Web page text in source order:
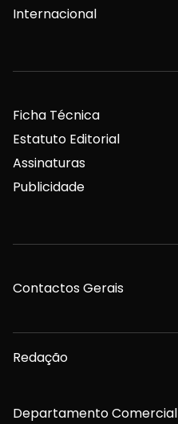
Internacional
Ficha Técnica
Estatuto Editorial
Assinaturas
Publicidade
Contactos Gerais
Redação
Departamento Comercial